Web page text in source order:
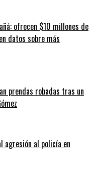
ofrecen $10 millones de
datos sobre más
prendas robadas tras un
agresión al policía en